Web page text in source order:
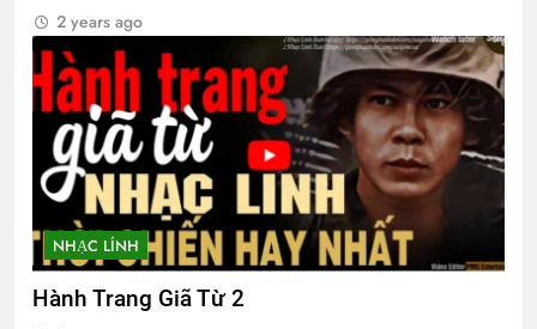
Lực Lượng Xung Kích QĐ 3 VNCH
2 Years Ago
CSVSQ Vũ Khắc Hồng K30
3 Years Ago
2 years ago
NHẠC LÍNH
Hành Trang Giã Từ 2